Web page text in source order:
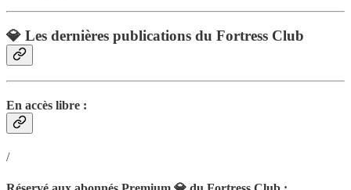
💎 Les dernières publications du Fortress Club
En accès libre :
/